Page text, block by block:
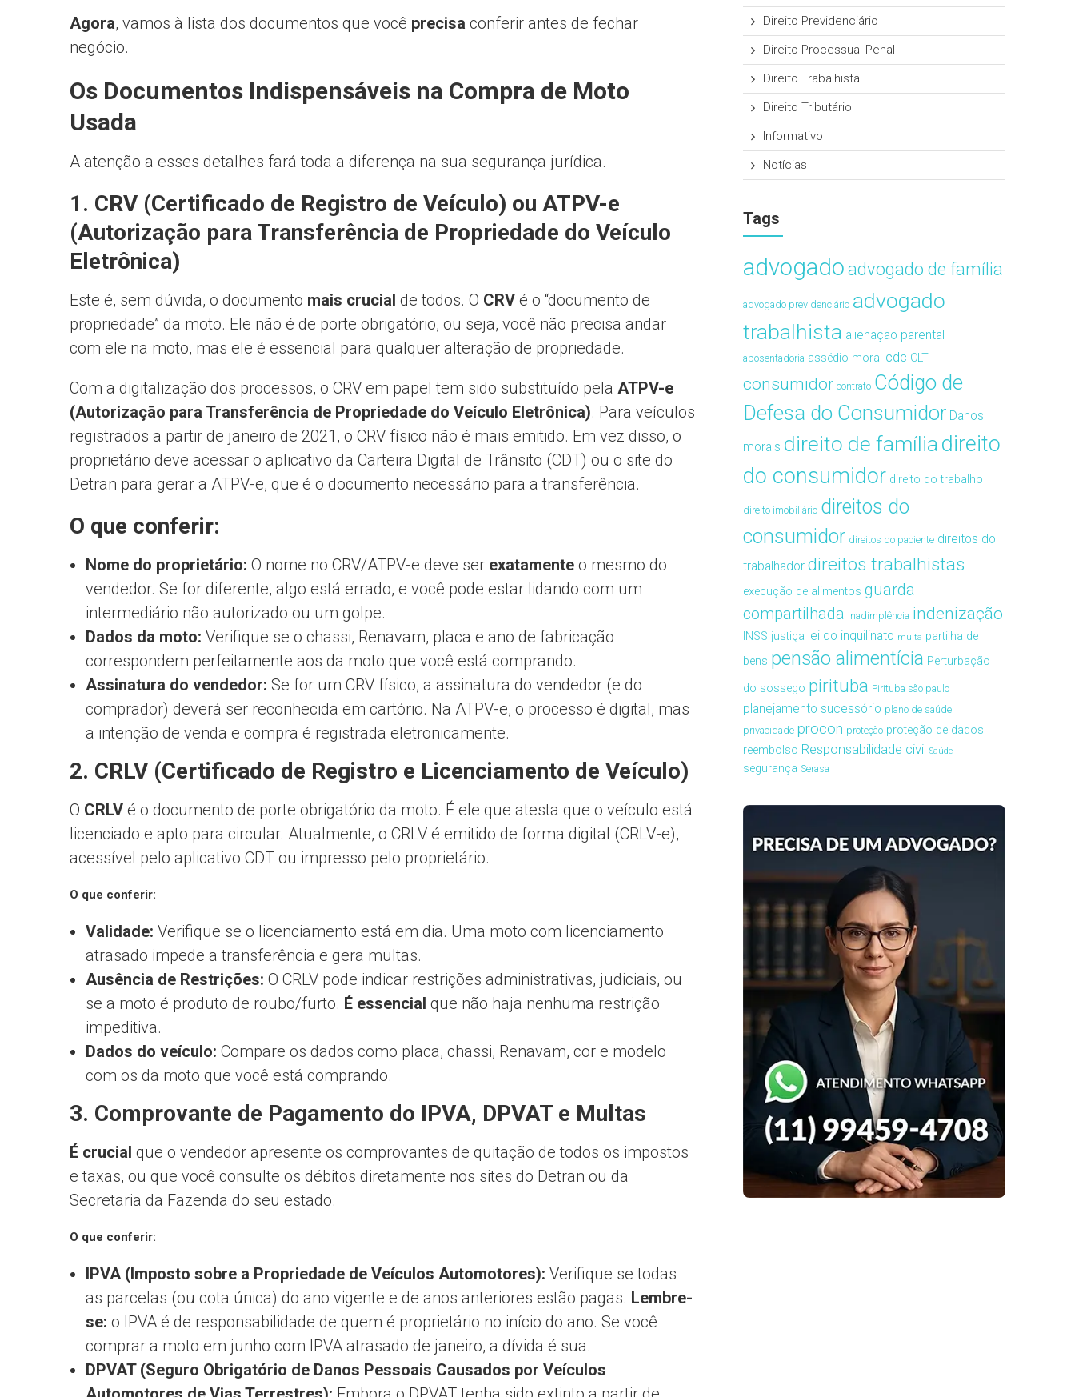
Agora, vamos à lista dos documentos que você precisa conferir antes de fechar
negócio.
Os Documentos Indispensáveis na Compra de Moto
Usada
A atenção a esses detalhes fará toda a diferença na sua segurança jurídica.
1. CRV (Certificado de Registro de Veículo) ou ATPV-e
(Autorização para Transferência de Propriedade do Veículo
Eletrônica)
Este é, sem dúvida, o documento mais crucial de todos. O CRV é o “documento de
propriedade” da moto. Ele não é de porte obrigatório, ou seja, você não precisa andar
com ele na moto, mas ele é essencial para qualquer alteração de propriedade.
Com a digitalização dos processos, o CRV em papel tem sido substituído pela ATPV-e
(Autorização para Transferência de Propriedade do Veículo Eletrônica). Para veículos
registrados a partir de janeiro de 2021, o CRV físico não é mais emitido. Em vez disso, o
proprietário deve acessar o aplicativo da Carteira Digital de Trânsito (CDT) ou o site do
Detran para gerar a ATPV-e, que é o documento necessário para a transferência.
O que conferir:
Nome do proprietário: O nome no CRV/ATPV-e deve ser exatamente o mesmo do
vendedor. Se for diferente, algo está errado, e você pode estar lidando com um
intermediário não autorizado ou um golpe.
Dados da moto: Verifique se o chassi, Renavam, placa e ano de fabricação
correspondem perfeitamente aos da moto que você está comprando.
Assinatura do vendedor: Se for um CRV físico, a assinatura do vendedor (e do
comprador) deverá ser reconhecida em cartório. Na ATPV-e, o processo é digital, mas
a intenção de venda e compra é registrada eletronicamente.
2. CRLV (Certificado de Registro e Licenciamento de Veículo)
O CRLV é o documento de porte obrigatório da moto. É ele que atesta que o veículo está
licenciado e apto para circular. Atualmente, o CRLV é emitido de forma digital (CRLV-e),
acessível pelo aplicativo CDT ou impresso pelo proprietário.
O que conferir:
Validade: Verifique se o licenciamento está em dia. Uma moto com licenciamento
atrasado impede a transferência e gera multas.
Ausência de Restrições: O CRLV pode indicar restrições administrativas, judiciais, ou
se a moto é produto de roubo/furto. É essencial que não haja nenhuma restrição
impeditiva.
Dados do veículo: Compare os dados como placa, chassi, Renavam, cor e modelo
com os da moto que você está comprando.
3. Comprovante de Pagamento do IPVA, DPVAT e Multas
É crucial que o vendedor apresente os comprovantes de quitação de todos os impostos
e taxas, ou que você consulte os débitos diretamente nos sites do Detran ou da
Secretaria da Fazenda do seu estado.
O que conferir:
IPVA (Imposto sobre a Propriedade de Veículos Automotores): Verifique se todas
as parcelas (ou cota única) do ano vigente e de anos anteriores estão pagas. Lembre-
se: o IPVA é de responsabilidade de quem é proprietário no início do ano. Se você
comprar a moto em junho com IPVA atrasado de janeiro, a dívida é sua.
DPVAT (Seguro Obrigatório de Danos Pessoais Causados por Veículos
Direito Previdenciário
Direito Processual Penal
Direito Trabalhista
Direito Tributário
Informativo
Notícias
Tags
advogado advogado de família
advogado previdenciário advogado
trabalhista alienação parental
aposentadoria assédio moral cdc CLT
consumidor contrato Código de
Defesa do Consumidor Danos
morais direito de famíliadireito
do consumidor direito do trabalho
direito imobiliário direitos do
consumidor direitos do paciente direitos do
trabalhador direitos trabalhistas
execução de alimentos guarda
compartilhada inadimplência indenização
INSS justiça lei do inquilinato multa partilha de
bens pensão alimentícia Perturbação
do sossego pirituba Pirituba são paulo
planejamento sucessório plano de saúde
privacidade procon proteção proteção de dados
reembolso Responsabilidade civil Saúde
segurança Serasa